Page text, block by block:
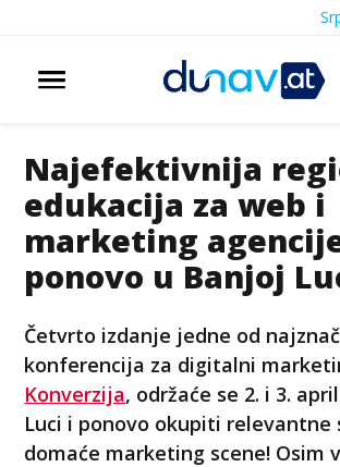
Najefektivnija
edukacija za web i
marketing
ponovo u Banjoj
Četvrto izdanje jedne od
konferencija za digitalni
Konverzija, održaće se 2. i 3.
Luci i ponovo okupiti relevantne
domaće marketing scene! Osim